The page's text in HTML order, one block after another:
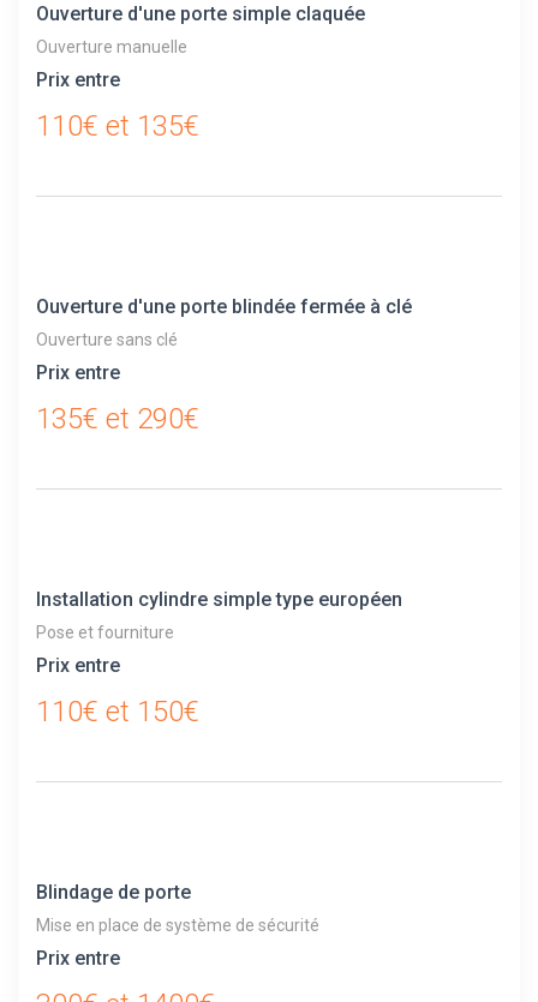
Ouverture d'une porte simple claquée
Ouverture manuelle
Prix entre
110€ et 135€
Ouverture d'une porte blindée fermée à clé
Ouverture sans clé
Prix entre
135€ et 290€
Installation cylindre simple type européen
Pose et fourniture
Prix entre
110€ et 150€
Blindage de porte
Mise en place de système de sécurité
Prix entre